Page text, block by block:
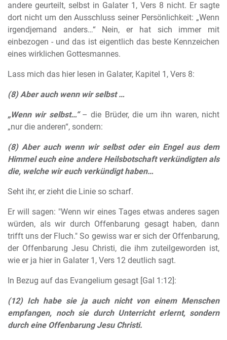
andere geurteilt, selbst in Galater 1, Vers 8 nicht. Er sagte
dort nicht um den Ausschluss seiner Persönlichkeit: „Wenn
irgendjemand anders…“ Nein, er hat sich immer mit
einbezogen - und das ist eigentlich das beste Kennzeichen
eines wirklichen Gottesmannes.
Lass mich das hier lesen in Galater, Kapitel 1, Vers 8:
(8) Aber auch wenn wir selbst…
„Wenn wir selbst…“– die Brüder, die um ihn waren, nicht
„nur die anderen“, sondern:
(8) Aber auch wenn wir selbstoder ein Engel aus dem
Himmel euch eine andere Heilsbotschaft verkündigten als
die, welche wir euch verkündigt haben…
Seht ihr, er zieht die Linie so scharf.
Er will sagen: "Wenn wir eines Tages etwas anderes sagen
würden, als wir durch Offenbarung gesagt haben, dann
trifft uns der Fluch." So gewiss war er sich der Offenbarung,
der Offenbarung Jesu Christi, die ihm zuteilgeworden ist,
wie er ja hier in Galater 1, Vers 12 deutlich sagt.
In Bezug auf das Evangelium gesagt [Gal 1:12]:
(12) Ich habe sie ja auch nicht von einem Menschen
empfangen, noch sie durch Unterricht erlernt, sondern
durch eine Offenbarung Jesu Christi.